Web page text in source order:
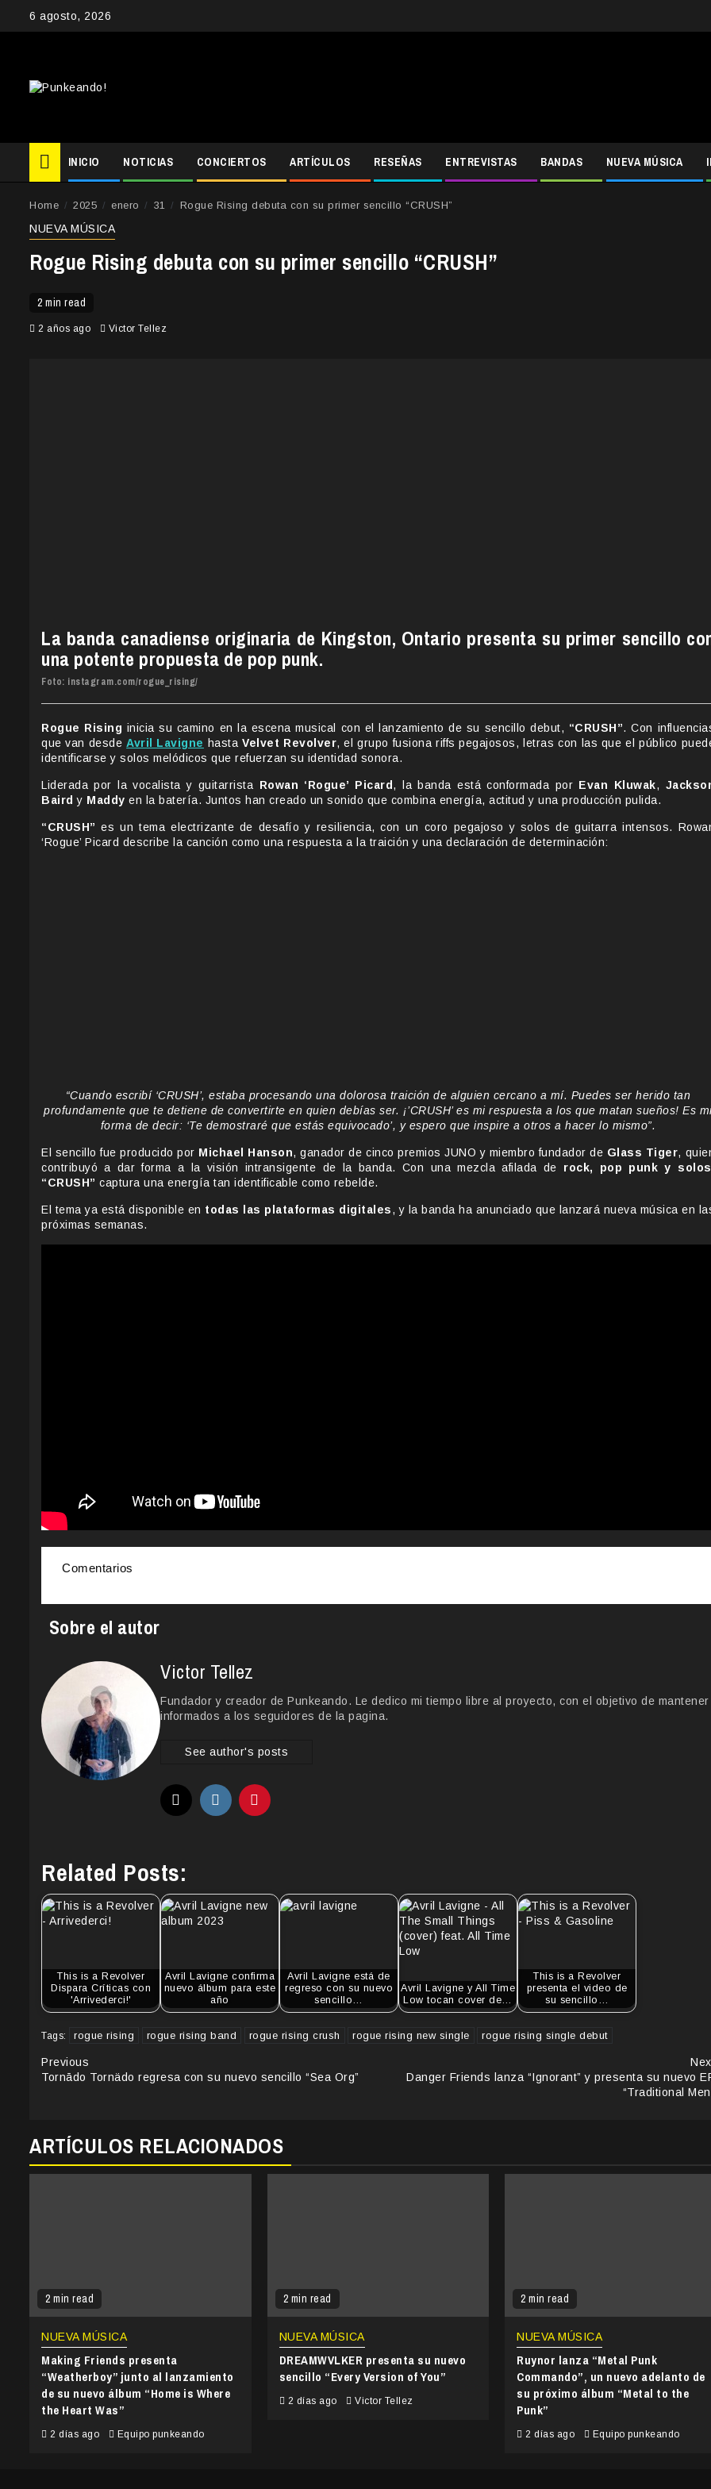
6 agosto, 2026
INICIO NOTICIAS CONCIERTOS ARTÍCULOS RESEÑAS ENTREVISTAS BANDAS NUEVA MÚSICA
Home 2025 enero 31 Rogue Rising debuta con su primer sencillo “CRUSH”
NUEVA MÚSICA
Rogue Rising debuta con su primer sencillo “CRUSH”
2 min read
2 años ago Victor Tellez
La banda canadiense originaria de Kingston, Ontario presenta su primer sencillo
una potente propuesta de pop punk.
Foto: instagram.com/rogue_rising/
Rogue Rising inicia su camino en la escena musical con el lanzamiento de su sencillo debut, “CRUSH”. Con
que van desde Avril Lavigne hastaVelvet Revolver, el grupo fusiona riffs pegajosos, letras con las que el público
identificarse y solos melódicos que refuerzan su identidad sonora.
Liderada por la vocalista y guitarrista Rowan ‘Rogue’ Picard , la banda está conformada por Evan Kluwak,
Baird y Maddy en la batería. Juntos han creado un sonido que combina energía, actitud y una producción pulida.
“CRUSH” es un tema electrizante de desafío y resiliencia, con un coro pegajoso y solos de guitarra intensos.
‘Rogue’ Picard describe la canción como una respuesta a la traición y una declaración de determinación:
“Cuando escribí ‘CRUSH’, estaba procesando una dolorosa traición de alguien cercano a mí. Puedes ser herido tan
profundamente que te detiene de convertirte en quien debías ser. ¡’CRUSH’ es mi respuesta a los que matan sueños! Es
forma de decir: ‘Te demostraré que estás equivocado’, y espero que inspire a otros a hacer lo mismo”.
El sencillo fue producido por Michael Hanson, ganador de cinco premios JUNO y miembro fundador de Glass Tiger,
contribuyó a dar forma a la visión intransigente de la banda. Con una mezcla afilada de rock, pop punk y solos
“CRUSH” captura una energía tan identificable como rebelde.
El tema ya está disponible en todas las plataformas digitales, y la banda ha anunciado que lanzará nueva música en
próximas semanas.
Comentarios
Sobre el autor
Victor Tellez
Fundador y creador de Punkeando. Le dedico mi tiempo libre al proyecto, con el objetivo de mantener
informados a los seguidores de la pagina.
See author's posts
Related Posts:
This is a Revolver
Dispara Críticas con
'Arrivederci!'
Avril Lavigne confirma
nuevo álbum para este
año
Avril Lavigne está de
regreso con su nuevo
sencillo…
Avril Lavigne y All Time
Low tocan cover de…
This is a Revolver
presenta el video de
su sencillo…
Tags: rogue rising rogue rising band rogue rising crush rogue rising new single rogue rising single debut
Continue
Previous
Tornādo Tornädo regresa con su nuevo sencillo “Sea Org”
Danger Friends lanza “Ignorant” y presenta su nuevo
“Traditional
ARTÍCULOS RELACIONADOS
2 min read
NUEVA MÚSICA
Making Friends presenta
“Weatherboy” junto al lanzamiento
de su nuevo álbum “Home is Where
the Heart Was”
2 días ago Equipo punkeando
2 min read
NUEVA MÚSICA
DREAMWVLKER presenta su nuevo
sencillo “Every Version of You”
2 días ago Victor Tellez
2 min read
NUEVA MÚSICA
Ruynor lanza “Metal Punk
Commando”, un nuevo adelanto de
su próximo álbum “Metal to the
Punk”
2 días ago Equipo punkeando